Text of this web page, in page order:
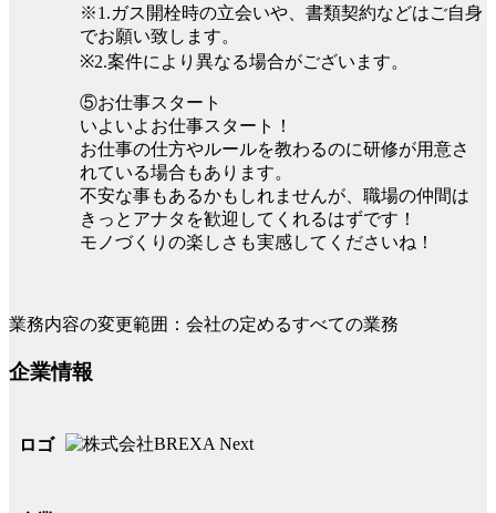
※1.ガス開栓時の立会いや、書類契約などはご自身
でお願い致します。
※2.案件により異なる場合がございます。
⑤お仕事スタート
いよいよお仕事スタート！
お仕事の仕方やルールを教わるのに研修が用意さ
れている場合もあります。
不安な事もあるかもしれませんが、職場の仲間は
きっとアナタを歓迎してくれるはずです！
モノづくりの楽しさも実感してくださいね！
業務内容の変更範囲：会社の定めるすべての業務
企業情報
ロゴ